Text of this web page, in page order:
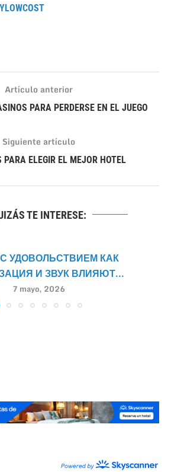
Artículo anterior
PARA PERDERSE EN EL JUEGO
Siguiente artículo
PARA ELEGIR EL MEJOR HOTEL
TE INTERESE:
УДОВОЛЬСТВИЕМ КАК
И ЗВУК ВЛИЯЮТ...
7 mayo, 2026